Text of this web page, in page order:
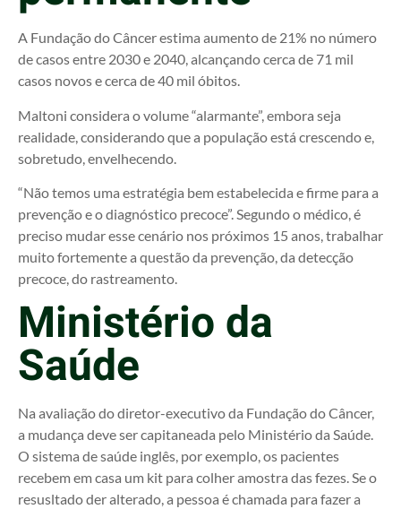
A Fundação do Câncer estima aumento de 21% no número
de casos entre 2030 e 2040, alcançando cerca de 71 mil
casos novos e cerca de 40 mil óbitos.
Maltoni considera o volume “alarmante”, embora seja
realidade, considerando que a população está crescendo e,
sobretudo, envelhecendo.
“Não temos uma estratégia bem estabelecida e firme para a
prevenção e o diagnóstico precoce”. Segundo o médico, é
preciso mudar esse cenário nos próximos 15 anos, trabalhar
muito fortemente a questão da prevenção, da detecção
precoce, do rastreamento.
Ministério da
Saúde
Na avaliação do diretor-executivo da Fundação do Câncer,
a mudança deve ser capitaneada pelo Ministério da Saúde.
O sistema de saúde inglês, por exemplo, os pacientes
recebem em casa um kit para colher amostra das fezes. Se o
resusltado der alterado, a pessoa é chamada para fazer a